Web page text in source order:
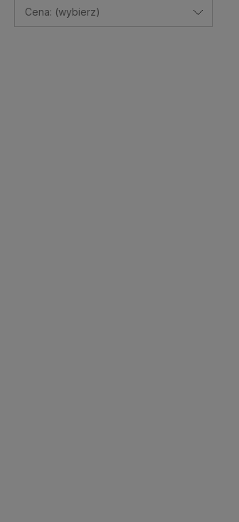
Cena: (wybierz)